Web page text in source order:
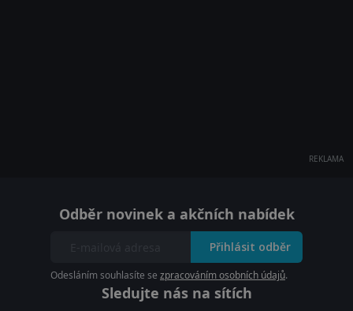
REKLAMA
Odběr novinek a akčních nabídek
Přihlásit odběr
Odesláním souhlasíte se zpracováním osobních údajů.
Sledujte nás na sítích